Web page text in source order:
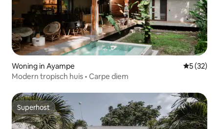
Woning in Ayampe
5 (32)
Modern tropisch huis • Carpe diem
Superhost
Superhost